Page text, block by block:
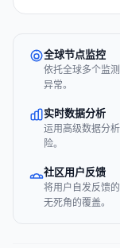
全球节点监控
依托全球多个监
异常。
实时数据分析
运用高级数据分
险。
社区用户反馈
将用户自发反馈
无死角的覆盖。